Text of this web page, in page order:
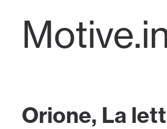
Projects
Orione, La